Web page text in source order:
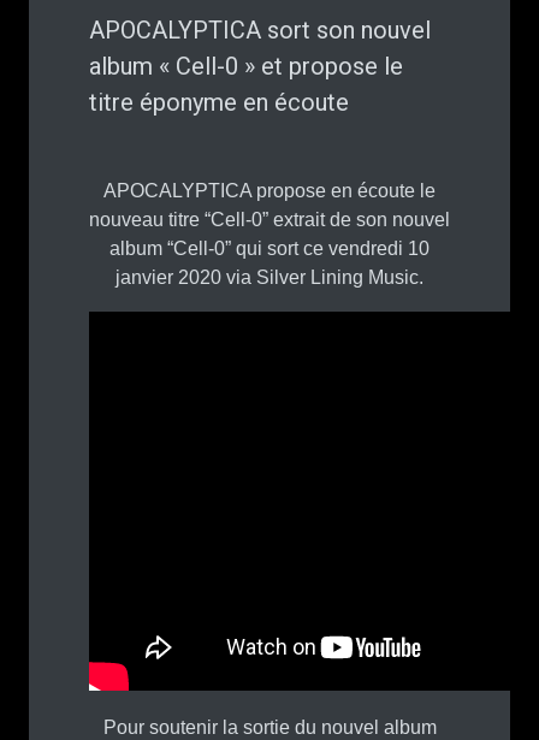
APOCALYPTICA sort son nouvel
album « Cell-0 » et propose le
titre éponyme en écoute
APOCALYPTICA propose en écoute le
nouveau titre “Cell-0” extrait de son nouvel
album “Cell-0” qui sort ce vendredi 10
janvier 2020 via Silver Lining Music.
Pour soutenir la sortie du nouvel album